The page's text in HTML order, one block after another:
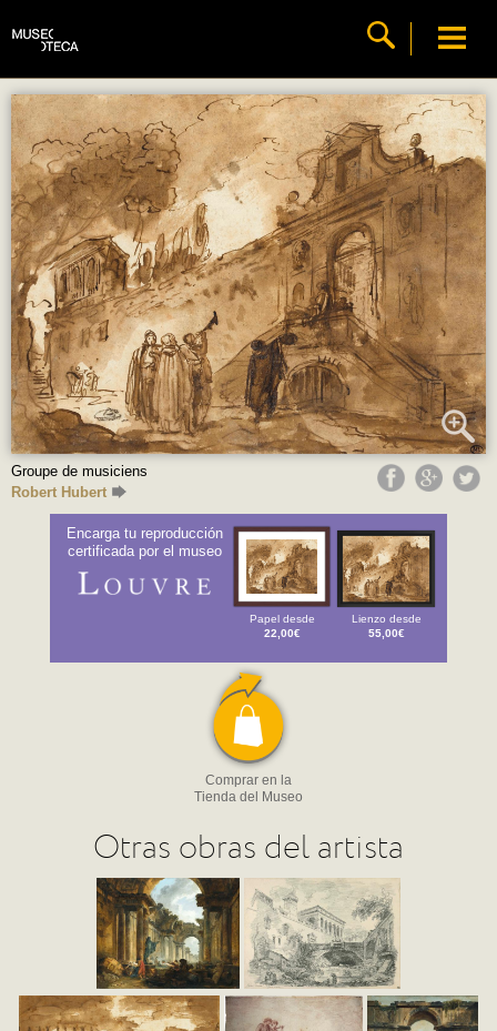
Groupe de musiciens
Robert Hubert
Encarga tu reproducción
certificada por el museo
Papel desde
22,00€
Lienzo desde
55,00€
Comprar en la
Tienda del Museo
Otras obras del artista